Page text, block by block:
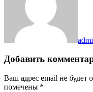
Добавить
Ваш адрес email не будет
помечены *